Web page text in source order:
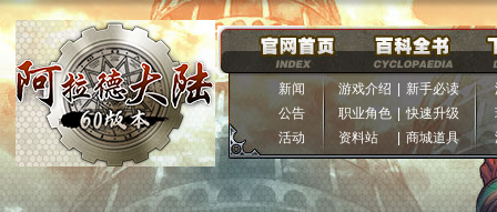
新闻
公告
活动
游戏介绍
新手必读
职业角色 | 快速升级
资料站
商城道具